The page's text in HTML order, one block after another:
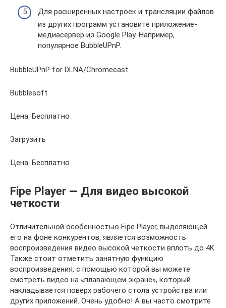
Для расширенных настроек и трансляции файлов
из других программ установите приложение-
медиасервер из Google Play. Например,
популярное BubbleUPnP.
BubbleUPnP for DLNA/Chromecast
Bubblesoft
Цена: Бесплатно
Загрузить
Цена: Бесплатно
Fipe Player — Для видео высокой
четкости
Отличительной особенностью Fipe Player, выделяющей
его на фоне конкурентов, является возможность
воспроизведения видео высокой четкости вплоть до 4K.
Также стоит отметить занятную функцию
воспроизведения, с помощью которой вы можете
смотреть видео на «плавающем экране», который
накладывается поверх рабочего стола устройства или
других приложений. Очень удобно! А вы часто смотрите